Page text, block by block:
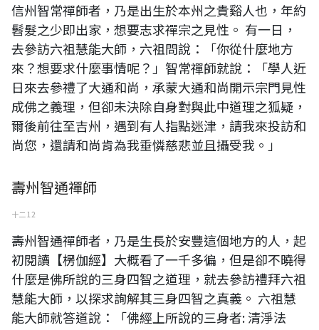
信州智常禪師者，乃是出生於本州之貴谿人也，年約
髫髮之少即出家，想要志求禪宗之見性。 有一日，
去參訪六祖慧能大師，六祖問說：「你從什麼地方
來？想要求什麼事情呢？」智常禪師就說：「學人近
日來去參禮了大通和尚，承蒙大通和尚開示宗門見性
成佛之義理，但卻未決除自身對與此中道理之狐疑，
爾後前往至吉州，遇到有人指點迷津，請我來投訪和
尚您，還請和尚肯為我垂憐慈悲並且攝受我。」
壽州智通禪師
十二 12
壽州智通禪師者，乃是生長於安豐這個地方的人，起
初閱讀【楞伽經】大概看了一千多徧，但是卻不曉得
什麼是佛所說的三身四智之道理，就去參訪禮拜六祖
慧能大師，以探求詢解其三身四智之真義。 六祖慧
能大師就答道說：「佛經上所說的三身者: 清淨法